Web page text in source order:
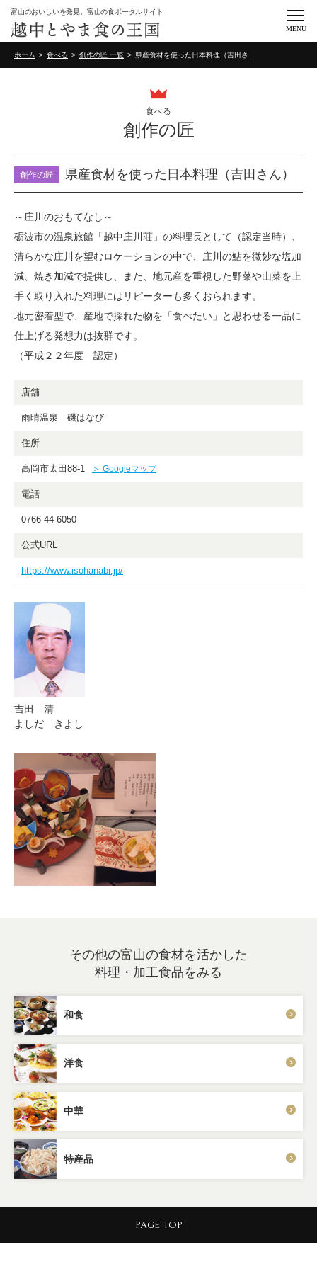
富山のおいしいを発見。富山の食ポータルサイト
MENU
ホーム 食べる 創作の匠 一覧
食べる
創作の匠
創作の匠 県産食材を使った日本料理（吉田さん）
～庄川のおもてなし～
砺波市の温泉旅館「越中庄川荘」の料理長として（認定当時）、
清らかな庄川を望むロケーションの中で、庄川の鮎を微妙な塩加
減、焼き加減で提供し、また、地元産を重視した野菜や山菜を上
手く取り入れた料理にはリピーターも多くおられます。
地元密着型で、産地で採れた物を「食べたい」と思わせる一品に
仕上げる発想力は抜群です。
（平成２２年度 認定）
店舗
雨晴温泉 磯はなび
住所
高岡市太田88-1 ＞ Googleマップ
電話
0766-44-6050
公式URL
https://www.isohanabi.jp/
吉田 清
よしだ きよし
その他の富山の食材を活かした
料理・加工食品をみる
和食
洋食
中華
特産品
PAGE TOP